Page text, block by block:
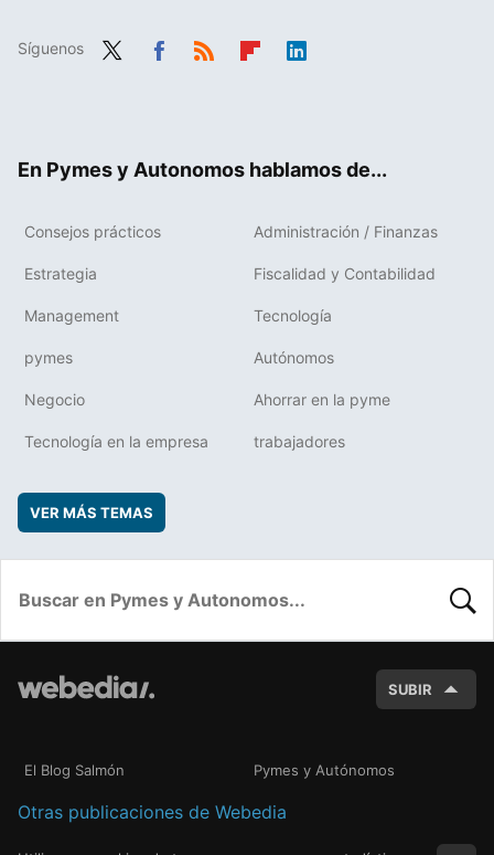
Síguenos
En Pymes y Autonomos hablamos de...
Consejos prácticos Administración / Finanzas
Estrategia Fiscalidad y Contabilidad
Management Tecnología
pymes Autónomos
Negocio Ahorrar en la pyme
Tecnología en la empresa trabajadores
VER MÁS TEMAS
SUBIR
El Blog Salmón Pymes y Autónomos
Otras publicaciones de Webedia